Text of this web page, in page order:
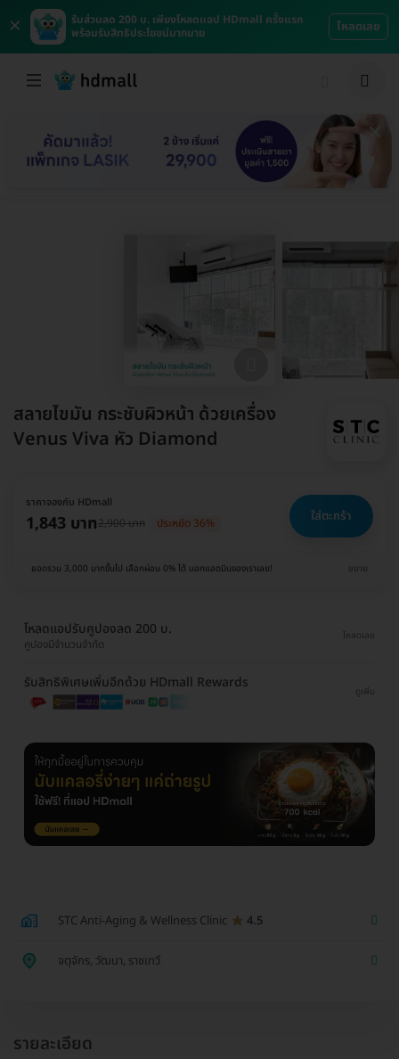
×
รับส่วนลด 200 บ. เพียงโหลดแอป HDmall ครั้งแรก
พร้อมรับสิทธิประโยชน์มากมาย
โหลดเลย
สลายไขมัน กระชับผิวหน้า ด้วยเครื่อง
Venus Viva หัว Diamond
ราคาจองกับ HDmall
1,843 บาท2,900 บาท ประหยัด 36% ใส่ตะกร้า
ยอดรวม 3,000 บาทขึ้นไป เลือกผ่อน 0% ได้ บอกแอดมินของเราเลย! ขยาย
โหลดแอปรับคูปองลด 200 บ.
คูปองมีจำนวนจำกัด
โหลดเลย
รับสิทธิพิเศษเพิ่มอีกด้วย HDmall Rewards
ดูเพิ่ม
STC Anti-Aging & Wellness Clinic 4.5
จตุจักร, วัฒนา, ราชเทวี
รายละเอียด